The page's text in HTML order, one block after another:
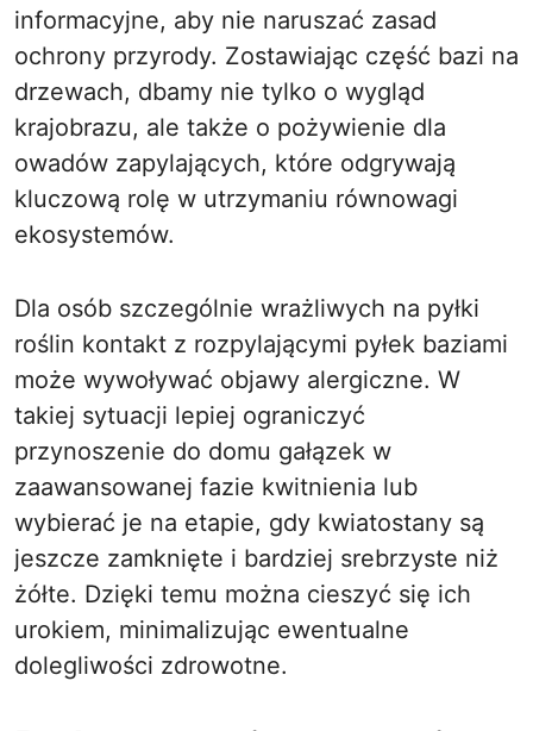
informacyjne, aby nie naruszać zasad
ochrony przyrody. Zostawiając część bazi na
drzewach, dbamy nie tylko o wygląd
krajobrazu, ale także o pożywienie dla
owadów zapylających, które odgrywają
kluczową rolę w utrzymaniu równowagi
ekosystemów.
Dla osób szczególnie wrażliwych na pyłki
roślin kontakt z rozpylającymi pyłek baziami
może wywoływać objawy alergiczne. W
takiej sytuacji lepiej ograniczyć
przynoszenie do domu gałązek w
zaawansowanej fazie kwitnienia lub
wybierać je na etapie, gdy kwiatostany są
jeszcze zamknięte i bardziej srebrzyste niż
żółte. Dzięki temu można cieszyć się ich
urokiem, minimalizując ewentualne
dolegliwości zdrowotne.